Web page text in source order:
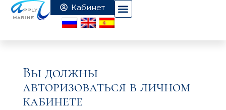
Вы должны
авторизоваться в личном
кабинете